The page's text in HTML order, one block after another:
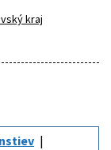
kraj